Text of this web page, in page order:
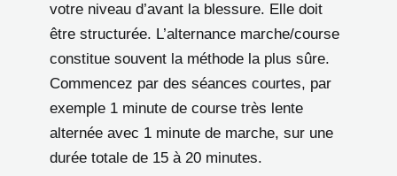
votre niveau d’avant la blessure. Elle doit
être structurée. L’alternance marche/course
constitue souvent la méthode la plus sûre.
Commencez par des séances courtes, par
exemple 1 minute de course très lente
alternée avec 1 minute de marche, sur une
durée totale de 15 à 20 minutes.